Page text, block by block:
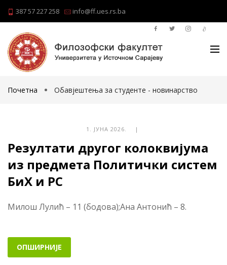
387 57 227 258 info@ff.ues.rs.ba
Почетна Обавјештења за студенте - новинарство
1. ЈУНА 2026. |
Резултати другог колоквијума
из предмета Политички систем
БиХ и РС
Милош Лулић – 11 (бодова);Ана Антонић – 8.
ОПШИРНИЈЕ